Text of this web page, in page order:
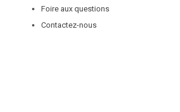
Foire aux questions
Contactez-nous